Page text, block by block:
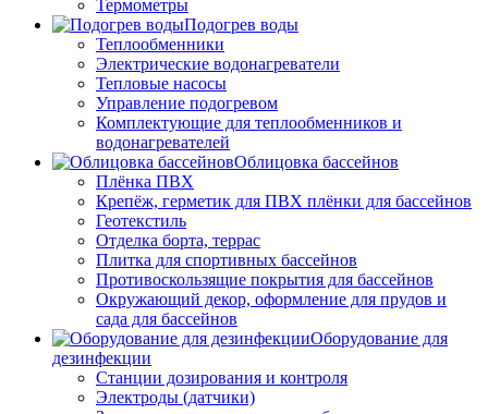
Термометры
Подогрев воды
Теплообменники
Электрические водонагреватели
Тепловые насосы
Управление подогревом
Комплектующие для теплообменников и
водонагревателей
Облицовка бассейнов
Плёнка ПВХ
Крепёж, герметик для ПВХ плёнки для бассейнов
Геотекстиль
Отделка борта, террас
Плитка для спортивных бассейнов
Противоскользящие покрытия для бассейнов
Окружающий декор, оформление для прудов и
сада для бассейнов
Оборудование для
дезинфекции
Станции дозирования и контроля
Электроды (датчики)